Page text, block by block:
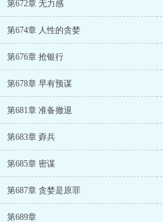
第672章 无力感
第674章 人性的贪婪
第676章 抢银行
第678章 早有预谋
第681章 准备撤退
第683章 孬兵
第685章 密谋
第687章 贪婪是原罪
第689章